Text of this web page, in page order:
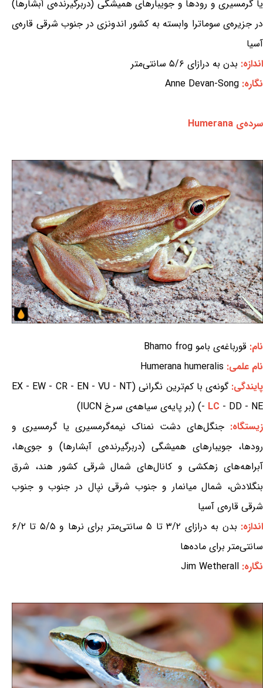
یا گرمسیری و رودها و جویبارهای همیشگی (دربرگیرنده‌ی آبشارها)
در جزیره‌ی سوماترا وابسته به کشور اندونزی در جنوب شرقی قاره‌ی
آسیا
اندازه: بدن به درازای ۵/۶ سانتی‌متر
نگاره: Anne Devan-Song
سرده‌ی Humerana
نام: قورباغه‌ی بامو Bhamo frog
نام علمی: Humerana humeralis
پایندگی:
گونه‌ی با کم‌ترین نگرانی (EX - EW - CR - EN - VU - NT
- LC - DD - NE) (بر پایه‌ی سیاهه‌ی سرخ IUCN)
زیستگاه: جنگل‌های دشت نمناک نیمه‌گرمسیری یا گرمسیری و
رودها، جویبارهای همیشگی (دربرگیرنده‌ی آبشارها) و جوی‌ها،
آبراهه‌های زهکشی و کانال‌های شمال شرقی کشور هند، شرق
بنگلادش، شمال میانمار و جنوب شرقی نپال در جنوب و جنوب
شرقی قاره‌ی آسیا
اندازه:
بدن به درازای ۳/۲ تا ۵ سانتی‌متر برای نرها و ۵/۵ تا ۶/۲
سانتی‌متر برای ماده‌ها
نگاره: Jim Wetherall